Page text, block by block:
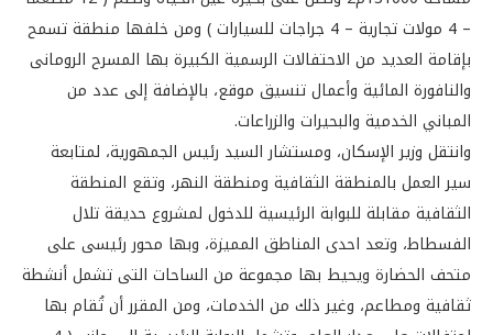
– 4 مولات تجارية – 4 جراجات للسيارات ) ومن خلفها منطقة تسمح
بإقامة العديد من الاحتفالات الرسمية الكبيرة بها المسرح الرومانى
والنافورة المائية وأعمال تنسيق موقع، بالإضافة إلى عدد من
المباني الخدمية والبحيرات والزراعات.
وانتقل وزير الإسكان، ومستشار السيد رئيس الجمهورية، لمتابعة
سير العمل بالمنطقة الثقافية ومنطقة النهر، وتقع المنطقة
الثقافية مقابلة للبوابة الرئيسية للدخول لمشروع حديقة تلال
الفسطاط، وتعد احدى المناطق المميزة، وبها محور رئيسى على
متحف الحضارة ويحيط بها مجموعة من الساحات التى تشمل أنشطة
ثقافية ومطاعم، وغير ذلك من الخدمات، ومن المقرر أن تُقام بها